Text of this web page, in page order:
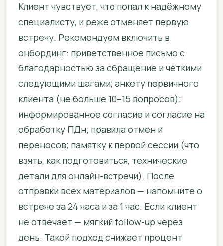
Клиент чувствует, что попал к надёжному
специалисту, и реже отменяет первую
встречу. Рекомендуем включить в
онбординг: приветственное письмо с
благодарностью за обращение и чёткими
следующими шагами; анкету первичного
клиента (не больше 10–15 вопросов);
информированное согласие и согласие на
обработку ПДн; правила отмен и
переносов; памятку к первой сессии (что
взять, как подготовиться, технические
детали для онлайн-встречи). После
отправки всех материалов — напомните о
встрече за 24 часа и за 1 час. Если клиент
не отвечает — мягкий follow-up через
день. Такой подход снижает процент